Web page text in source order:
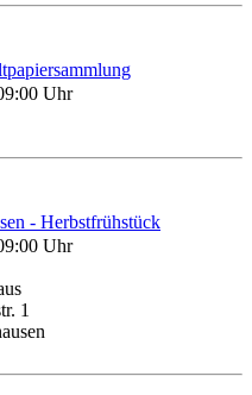
Uhr
- Herbstfrühstück
Uhr
1